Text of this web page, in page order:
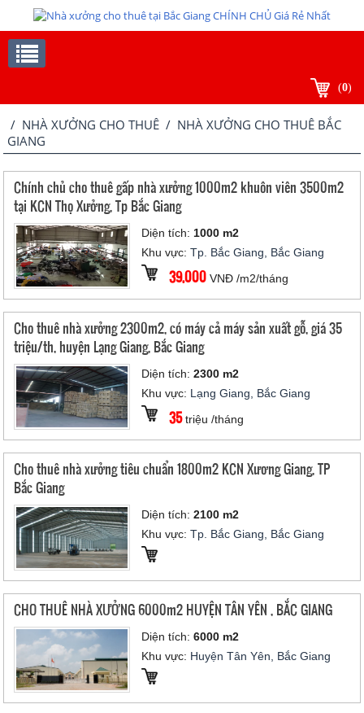
(0)
/ NHÀ XƯỞNG CHO THUÊ / NHÀ XƯỞNG CHO THUÊ BẮC
GIANG
Chính chủ cho thuê gấp nhà xưởng 1000m2 khuôn viên 3500m2
tại KCN Thọ Xưởng, Tp Bắc Giang
Diện tích: 1000 m2
Khu vực:Tp. Bắc Giang, Bắc Giang
39,000 VNĐ /m2/tháng
Cho thuê nhà xưởng 2300m2, có máy cả máy sản xuất gỗ, giá 35
triệu/th, huyện Lạng Giang, Bắc Giang
Diện tích:2300 m2
Khu vực: Lạng Giang, Bắc Giang
35triệu /tháng
Cho thuê nhà xưởng tiêu chuẩn 1800m2 KCN Xương Giang, TP
Bắc Giang
Diện tích:2100 m2
Khu vực:Tp. Bắc Giang, Bắc Giang
CHO THUÊ NHÀ XƯỞNG 6000m2 HUYỆN TÂN YÊN , BẮC GIANG
Diện tích:6000 m2
Khu vực: Huyện Tân Yên, Bắc Giang